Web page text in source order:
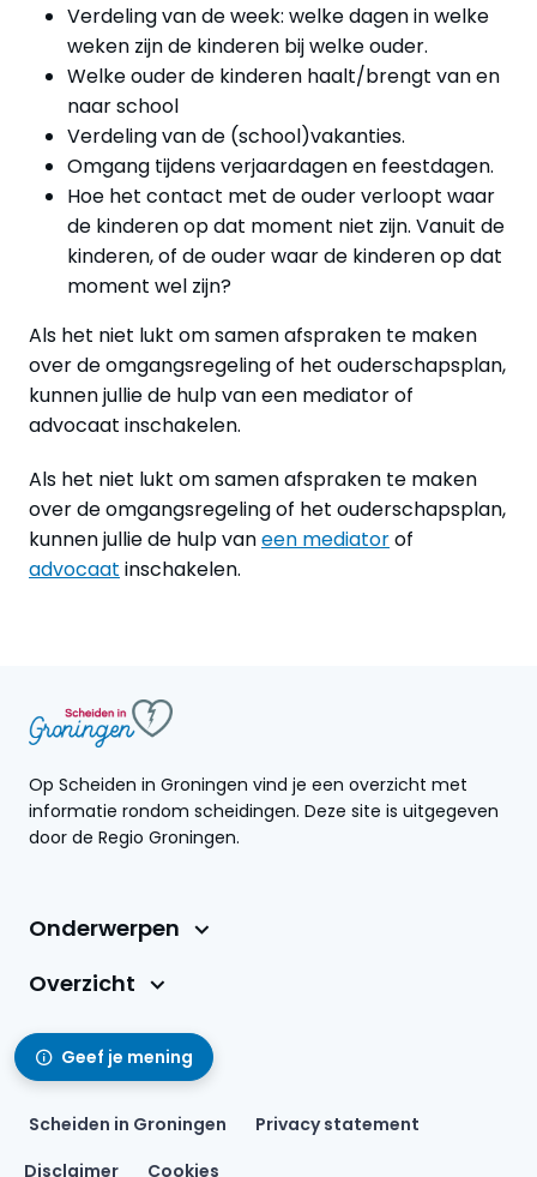
Verdeling van de week: welke dagen in welke
weken zijn de kinderen bij welke ouder.
Welke ouder de kinderen haalt/brengt van en
naar school
Verdeling van de (school)vakanties.
Omgang tijdens verjaardagen en feestdagen.
Hoe het contact met de ouder verloopt waar
de kinderen op dat moment niet zijn. Vanuit de
kinderen, of de ouder waar de kinderen op dat
moment wel zijn?
Als het niet lukt om samen afspraken te maken
over de omgangsregeling of het ouderschapsplan,
kunnen jullie de hulp van een mediator of
advocaat inschakelen.
Als het niet lukt om samen afspraken te maken
over de omgangsregeling of het ouderschapsplan,
kunnen jullie de hulp vaneen mediatorof
advocaat inschakelen.
Op Scheiden in Groningen vind je een overzicht met
informatie rondom scheidingen. Deze site is uitgegeven
door de Regio Groningen.
Onderwerpen
Overzicht
Geef je mening
Scheiden in Groningen
Privacy statement
Disclaimer
Cookies